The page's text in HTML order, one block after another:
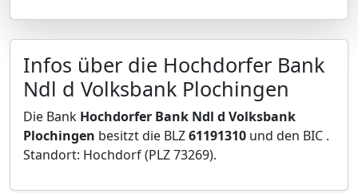
Infos über die Hochdorfer Bank
Ndl d Volksbank Plochingen
Die Bank Hochdorfer Bank Ndl d Volksbank
Plochingen besitzt die BLZ61191310 und den BIC .
Standort: Hochdorf (PLZ 73269).